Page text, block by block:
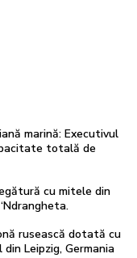
marină: Executivul
totală de
cu mitele din
rusească dotată cu
Leipzig, Germania